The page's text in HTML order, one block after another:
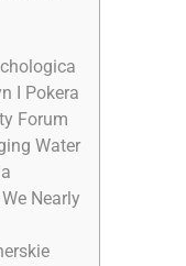
I Pokera
Forum
Water
Nearly